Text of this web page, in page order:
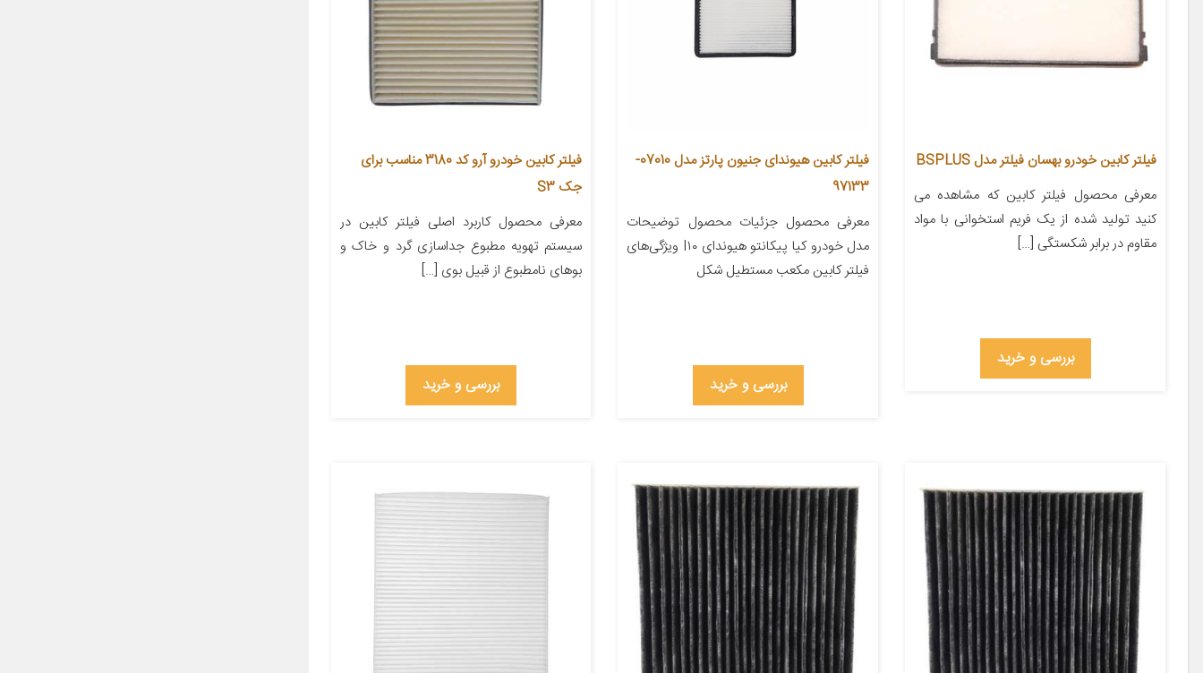
فیلتر کابین خودرو بهسان فیلتر مدل BSPLUS
معرفی محصول فیلتر کابین که مشاهده می
کنید تولید شده از یک فریم استخوانی با مواد
مقاوم در برابر شکستگی […]
بررسی و خرید
فیلتر کابین هیوندای جنیون پارتز مدل 07010-
97133
معرفی محصول جزئیات محصول توضیحات
مدل خودرو کیا پیکانتو هیوندای I۱۰ ویژگی‌های
فیلتر کابین مکعب مستطیل شکل
بررسی و خرید
فیلتر کابین خودرو آرو کد 3180 مناسب برای
جک S3
معرفی محصول کاربرد اصلی فیلتر کابین در
سیستم تهویه مطبوع جداسازی گرد و خاک و
بوهای نامطبوع از قبیل بوی […]
بررسی و خرید